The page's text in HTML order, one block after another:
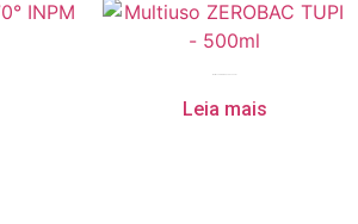
Leia mais